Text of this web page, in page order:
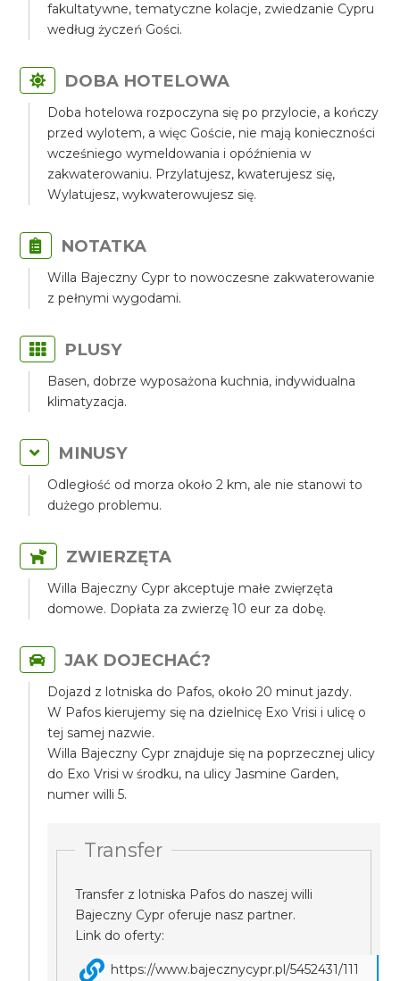
fakultatywne, tematyczne kolacje, zwiedzanie Cypru
według życzeń Gości.
DOBA HOTELOWA
Doba hotelowa rozpoczyna się po przylocie, a kończy
przed wylotem, a więc Goście, nie mają konieczności
wcześniego wymeldowania i opóźnienia w
zakwaterowaniu. Przylatujesz, kwaterujesz się,
Wylatujesz, wykwaterowujesz się.
NOTATKA
Willa Bajeczny Cypr to nowoczesne zakwaterowanie
z pełnymi wygodami.
PLUSY
Basen, dobrze wyposażona kuchnia, indywidualna
klimatyzacja.
MINUSY
Odległość od morza około 2 km, ale nie stanowi to
dużego problemu.
ZWIERZĘTA
Willa Bajeczny Cypr akceptuje małe zwięrzęta
domowe. Dopłata za zwierzę 10 eur za dobę.
JAK DOJECHAĆ?
Dojazd z lotniska do Pafos, około 20 minut jazdy.
W Pafos kierujemy się na dzielnicę Exo Vrisi i ulicę o
tej samej nazwie.
Willa Bajeczny Cypr znajduje się na poprzecznej ulicy
do Exo Vrisi w środku, na ulicy Jasmine Garden,
numer willi 5.
Transfer
Transfer z lotniska Pafos do naszej willi
Bajeczny Cypr oferuje nasz partner.
Link do oferty:
https://www.bajecznycypr.pl/5452431/111